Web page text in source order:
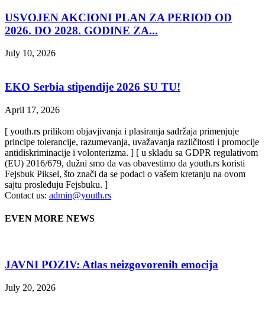
USVOJEN AKCIONI PLAN ZA PERIOD OD
2026. DO 2028. GODINE ZA...
July 10, 2026
EKO Serbia stipendije 2026 SU TU!
April 17, 2026
[ youth.rs prilikom objavjivanja i plasiranja sadržaja primenjuje
principe tolerancije, razumevanja, uvažavanja različitosti i promocije
antidiskriminacije i volonterizma. ] [ u skladu sa GDPR regulativom
(EU) 2016/679, dužni smo da vas obavestimo da youth.rs koristi
Fejsbuk Piksel, što znači da se podaci o vašem kretanju na ovom
sajtu prosleđuju Fejsbuku. ]
Contact us: admin@youth.rs
EVEN MORE NEWS
JAVNI POZIV: Atlas neizgovorenih emocija
July 20, 2026